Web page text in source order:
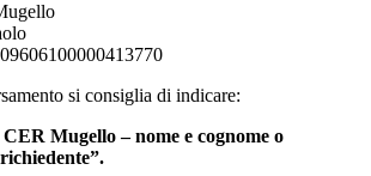
si consiglia di indicare:
Mugello – nome e cognome o